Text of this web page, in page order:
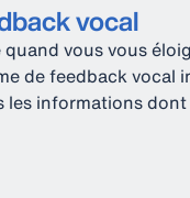
vocal
quand vous vous
de feedback vocal
les informations dont